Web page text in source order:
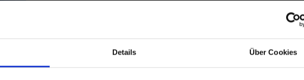
Details Über Cookies